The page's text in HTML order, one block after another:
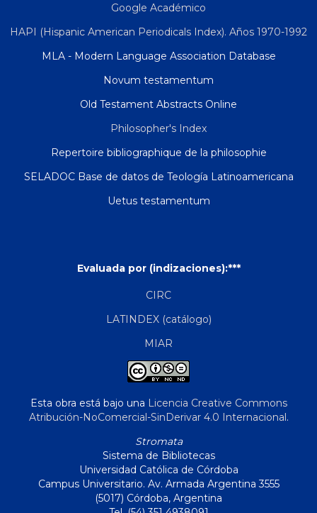
Google Académico
HAPI (Hispanic American Periodicals Index). Años 1970-1992
MLA - Modern Language Association Database
Novum testamentum
Old Testament Abstracts Online
Philosopher's Index
Repertoire bibliographique de la philosophie
SELADOC Base de datos de Teología Latinoamericana
Uetus testamentum
Evaluada por (indizaciones):***
CIRC
LATINDEX (catálogo)
MIAR
Esta obra está bajo una Licencia Creative Commons
Atribución-NoComercial-SinDerivar 4.0 Internacional.
Stromata
Sistema de Bibliotecas
Universidad Católica de Córdoba
Campus Universitario. Av. Armada Argentina 3555
(5017) Córdoba, Argentina